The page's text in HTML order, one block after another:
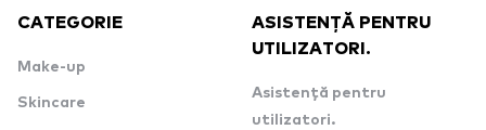
CATEGORIE
Make-up
Skincare
ASISTENȚĂ PENTRU
UTILIZATORI.
Asistență pentru
utilizatori.